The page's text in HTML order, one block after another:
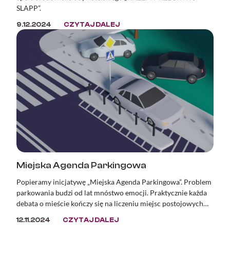
SLAPP”.
9.12.2024 CZYTAJ DALEJ
Miejska Agenda Parkingowa
Popieramy inicjatywę „Miejska Agenda Parkingowa”. Problem
parkowania budzi od lat mnóstwo emocji. Praktycznie każda
debata o mieście kończy się na liczeniu miejsc postojowych
zdewastowaną zieleń. Mimo, że problem ten doskwiera
12.11.2024 CZYTAJ DALEJ